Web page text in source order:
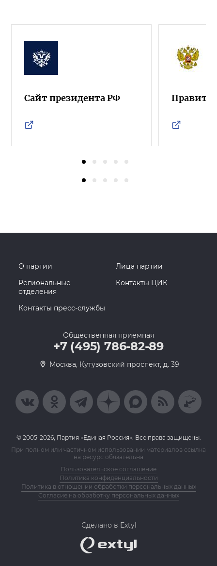
Сайт президента РФ
О партии
Лица партии
Региональные
отделения
Контакты ЦИК
Контакты пресс-службы
Общественная приемная
+7 (495) 786-82-89
Москва, Кутузовский проспект, д. 39
© 2005-2026, Партия «Единая Россия». Все права защищены.
При полном или частичном использовании материалов ссылка
на ресурс обязательна
Пользовательское соглашение
Политика конфиденциальности
Политика в отношении обработки персональных данных
Согласие на обработку персональных данных
Сделано в Extyl